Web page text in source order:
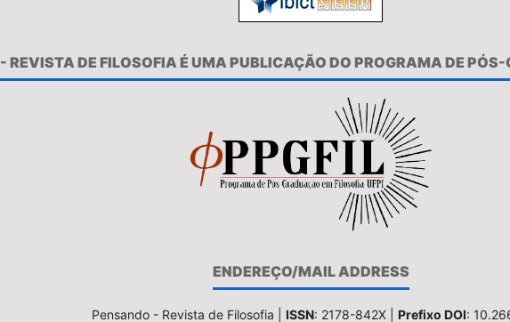
REVISTA DE FILOSOFIA É UMA PUBLICAÇÃO DO PROGRAMA DE
ENDEREÇO/MAIL ADDRESS
Pensando - Revista de Filosofia | ISSN: 2178-842X | Prefixo DOI: